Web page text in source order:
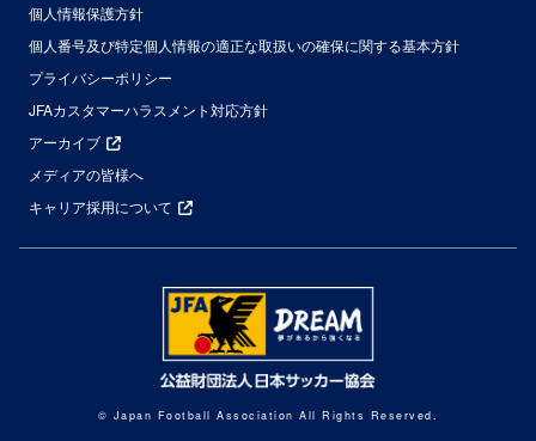
個人情報保護方針
個人番号及び特定個人情報の適正な取扱いの確保に関する基本方針
プライバシーポリシー
JFAカスタマーハラスメント対応方針
アーカイブ
メディアの皆様へ
キャリア採用について
© Japan Football Association All Rights Reserved.